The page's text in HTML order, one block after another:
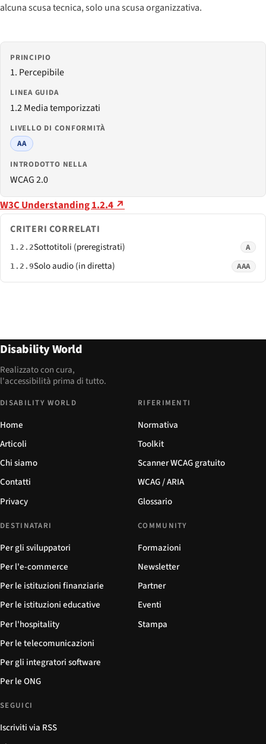
alcuna scusa tecnica, solo una scusa organizzativa.
PRINCIPIO
1. Percepibile
LINEA GUIDA
1.2 Media temporizzati
LIVELLO DI CONFORMITÀ
AA
INTRODOTTO NELLA
WCAG 2.0
W3C Understanding 1.2.4 ↗
CRITERI CORRELATI
1.2.2Sottotitoli (preregistrati) A
1.2.9Solo audio (in diretta) AAA
Disability World
Realizzato con cura,
l'accessibilità prima di tutto.
DISABILITY WORLD
Home
Articoli
Chi siamo
Contatti
Privacy
RIFERIMENTI
Normativa
Toolkit
Scanner WCAG gratuito
WCAG / ARIA
Glossario
DESTINATARI
Per gli sviluppatori
Per l'e-commerce
Per le istituzioni finanziarie
Per le istituzioni educative
Per l'hospitality
Per le telecomunicazioni
Per gli integratori software
Per le ONG
COMMUNITY
Formazioni
Newsletter
Partner
Eventi
Stampa
SEGUICI
Iscriviti via RSS